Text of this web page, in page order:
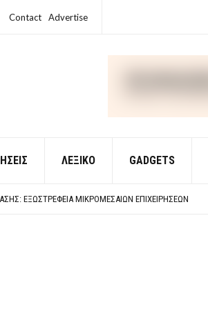
Contact Advertise
ΛΕΞΙΚΌ GADGETS
ΕΞΩΣΤΡΈΦΕΙΑ ΜΙΚΡΟΜΕΣΑΊΩΝ ΕΠΙΧΕΙΡΉΣΕΩΝ
ΣΥΧΝΈΣ ΕΡΩΤΉΣΕΙΣ ΑΠΑΝΤΉΣΕΙΣ